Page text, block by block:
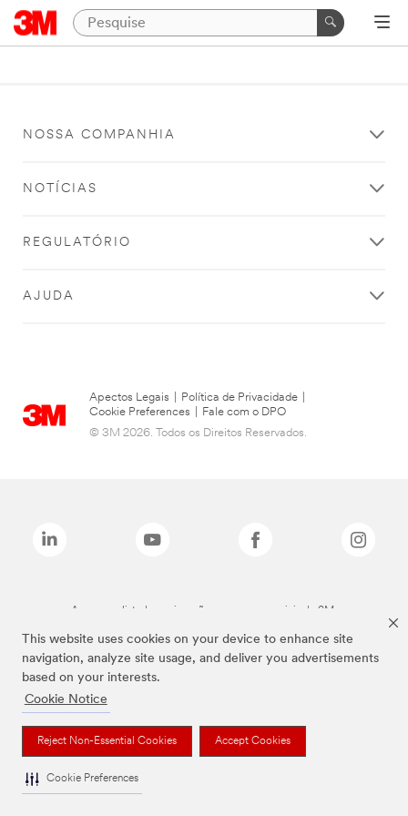
This website uses cookies on your device to enhance site
navigation, analyze site usage, and deliver you advertisements
based on your interests.
Cookie Notice
Reject Non-Essential Cookies Accept Cookies
Cookie Preferences
NOSSA COMPANHIA
NOTÍCIAS
REGULATÓRIO
AJUDA
Apectos Legais Política de Privacidade
Cookie Preferences
Fale com o DPO
© 3M 2026. Todos os Direitos Reservados.
As marcas listadas a cima são marcas comerciais da 3M.